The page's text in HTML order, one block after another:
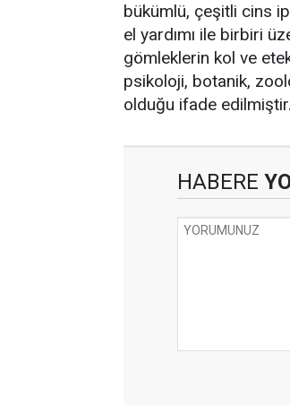
bükümlü, çeşitli cins
el yardımı ile birbiri
gömleklerin kol ve
psikoloji, botanik,
olduğu ifade edilmiştir.
HABERE